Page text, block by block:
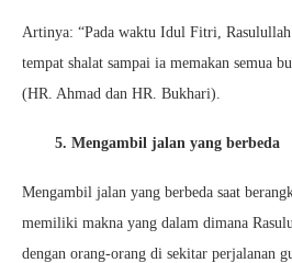
Artinya: “Pada waktu Idul Fitri,
tempat shalat sampai ia memakan semua
(HR. Ahmad dan HR. Bukhari).
5. Mengambil jalan yang berbeda
Mengambil jalan yang berbeda saat
memiliki makna yang dalam dimana
dengan orang-orang di sekitar perjalanan